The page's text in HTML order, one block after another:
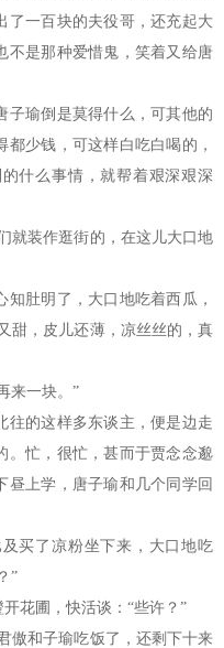
了一百块的夫役哥，还充起大
不是那种爱惜鬼，笑着又给唐
子瑜倒是莫得什么，可其他的
少钱，可这样白吃白喝的，
什么事情，就帮着艰深艰深
就装作逛街的，在这儿大口地
肚明了，大口地吃着西瓜，
甜，皮儿还薄，凉丝丝的，真
来一块。”
往的这样多东谈主，便是边走
。忙，很忙，甚而于贾念念邈
昼上学，唐子瑜和几个同学回
买了凉粉坐下来，大口地吃
”
花圃，快活谈：“些许？”
傲和子瑜吃饭了，还剩下十来